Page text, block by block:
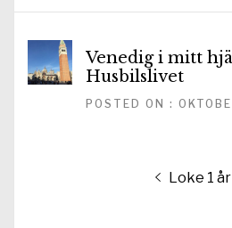
Venedig i mitt
Husbilslivet
POSTED ON :
Inläggsnavigering
Loke 1 år